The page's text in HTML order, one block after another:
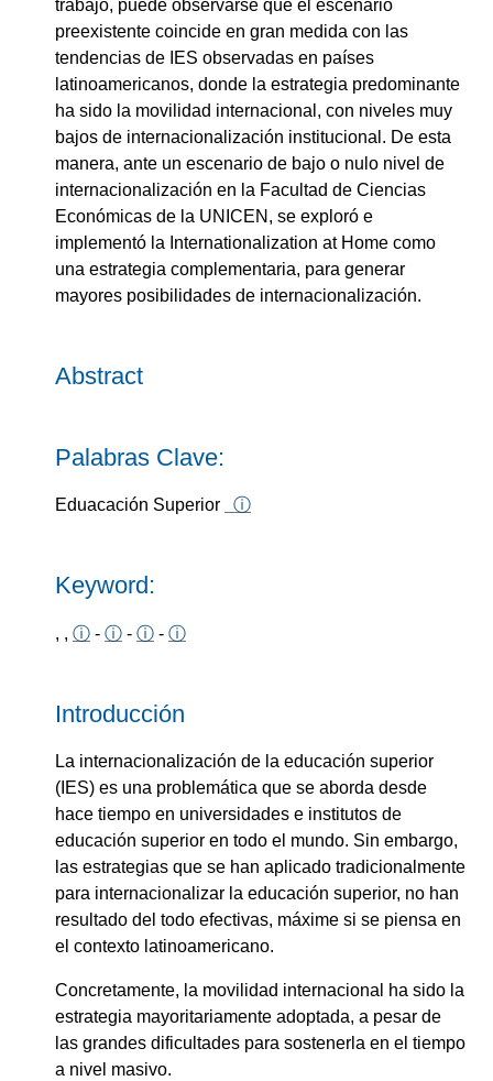
trabajo, puede observarse que el escenario
preexistente coincide en gran medida con las
tendencias de IES observadas en países
latinoamericanos, donde la estrategia predominante
ha sido la movilidad internacional, con niveles muy
bajos de internacionalización institucional. De esta
manera, ante un escenario de bajo o nulo nivel de
internacionalización en la Facultad de Ciencias
Económicas de la UNICEN, se exploró e
implementó la Internationalization at Home como
una estrategia complementaria, para generar
mayores posibilidades de internacionalización.
Abstract
Palabras Clave:
Eduacación Superior ⓘ
Keyword:
, , ⓘ - ⓘ - ⓘ - ⓘ
Introducción
La internacionalización de la educación superior
(IES) es una problemática que se aborda desde
hace tiempo en universidades e institutos de
educación superior en todo el mundo. Sin embargo,
las estrategias que se han aplicado tradicionalmente
para internacionalizar la educación superior, no han
resultado del todo efectivas, máxime si se piensa en
el contexto latinoamericano.
Concretamente, la movilidad internacional ha sido la
estrategia mayoritariamente adoptada, a pesar de
las grandes dificultades para sostenerla en el tiempo
a nivel masivo.